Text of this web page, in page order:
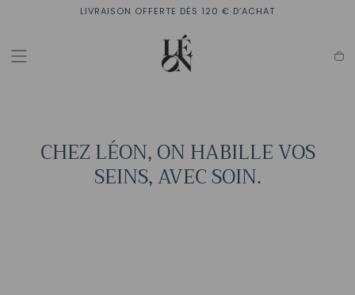
LIVRAISON OFFERTE DÈS 120 € D’ACHAT
CHEZ LÉON, ON HABILLE VOS
SEINS, AVEC SOIN.